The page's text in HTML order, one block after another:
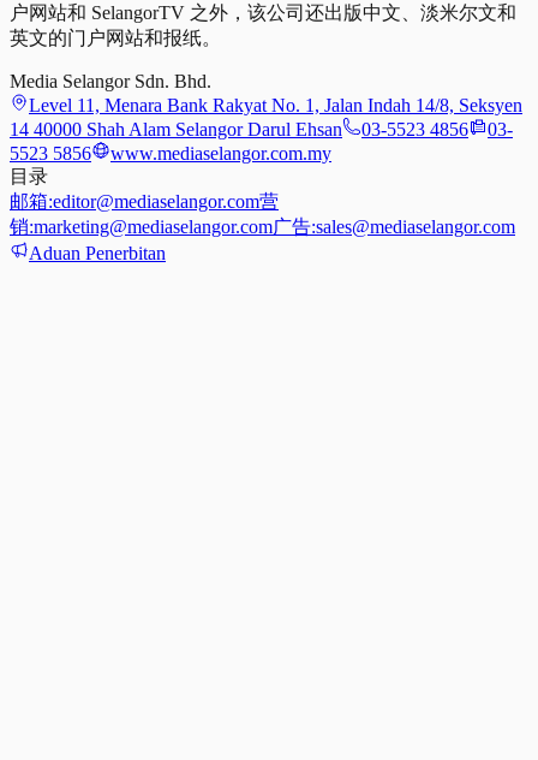
户网站和 SelangorTV 之外，该公司还出版中文、淡米尔文和
英文的门户网站和报纸。
Media Selangor Sdn. Bhd.
Level 11, Menara Bank Rakyat No. 1, Jalan Indah 14/8, Seksyen
14 40000 Shah Alam Selangor Darul Ehsan
03-5523 4856
03-
5523 5856
www.mediaselangor.com.my
目录
邮箱:editor@mediaselangor.com营
销:marketing@mediaselangor.com广告:sales@mediaselangor.com
Aduan Penerbitan